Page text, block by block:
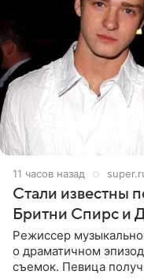
11 часов назад
Стали известны
Бритни Спирс и
Режиссер
о драматичном
съемок. Певица